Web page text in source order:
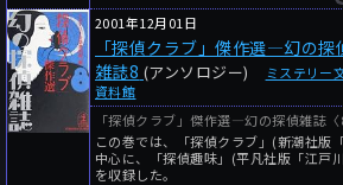
2001年12月01日
「探偵クラブ」傑作選―幻の探
雑誌8 (アンソロジー)
ミステリー
資料館
「探偵クラブ」傑作選―幻の探偵雑誌
この巻では、「探偵クラブ」(新潮社版
中心に、「探偵趣味」(平凡社版「江戸
を収録した。